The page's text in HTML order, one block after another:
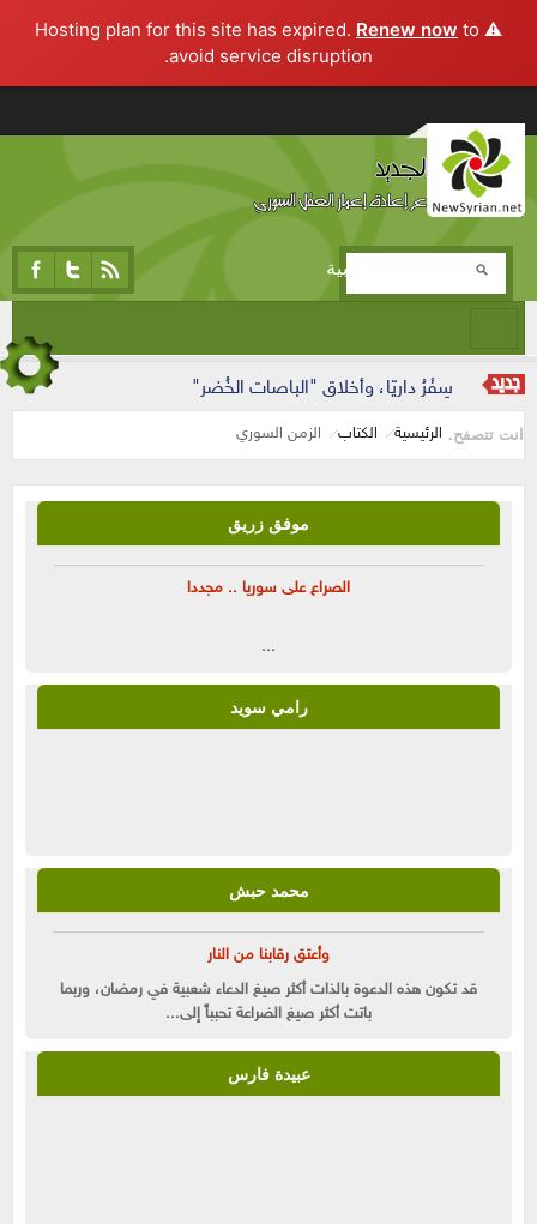
⚠️ Hosting plan for this site has expired.
Renew now to
avoid service disruption.
المرحلة التجريبية
سِفْرُ داريّا، وأخلاق "الباصات الخُضر"
انت تتصفح. الرئيسية الكتاب الزمن السوري
موفق زريق
الصراع على سوريا .. مجددا
...
رامي سويد
محمد حبش
وأعتق رقابنا من النار
قد تكون هذه الدعوة بالذات أكثر صيغ الدعاء شعبية في رمضان، وربما
باتت أكثر صيغ الضراعة تحبباً إلى...
عبيدة فارس